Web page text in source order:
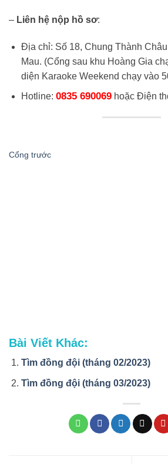
– Liên hệ nộp hồ sơ:
Địa chỉ: Số 18, Chung Thành
Mau. (Cổng sau khu Hoàng Gia
diện Karaoke Weekend chạy vào
Hotline: 0835 690069hoặc Điện
Cổng trước
Bài Viết Khác:
Tìm đồng đội (tháng 02/2023)
Tìm đồng đội (tháng 03/2023)